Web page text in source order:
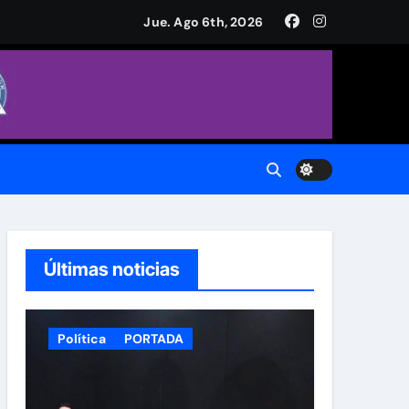
de Armas
Jue. Ago 6th, 2026
Últimas noticias
Política PORTADA